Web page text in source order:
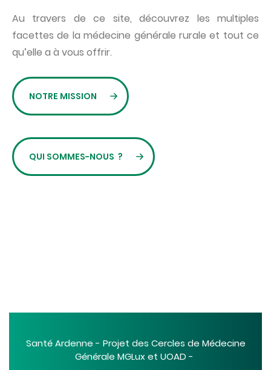
Au travers de ce site, découvrez les multiples
facettes de la médecine générale rurale et tout ce
qu’elle a à vous offrir.
NOTRE MISSION
QUI SOMMES-NOUS ?
Santé Ardenne - Projet des Cercles de Médecine
Générale MGLux et UOAD -